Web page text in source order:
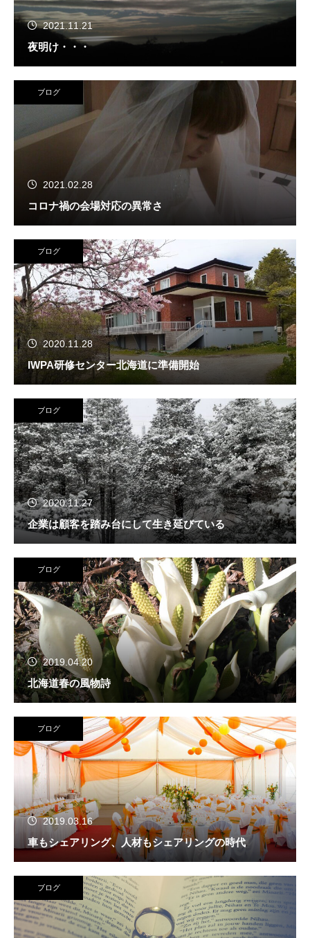
2021.11.21
夜明け・・・
ブログ
2021.02.28
コロナ禍の会場対応の異常さ
ブログ
2020.11.28
IWPA研修センター北海道に準備開始
ブログ
2020.11.27
企業は顧客を踏み台にして生き延びている
ブログ
2019.04.20
北海道春の風物詩
ブログ
2019.03.16
車もシェアリング、人材もシェアリングの時代
ブログ